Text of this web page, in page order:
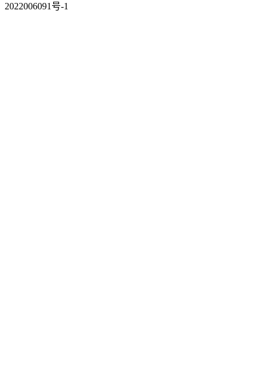
2022006091号-1